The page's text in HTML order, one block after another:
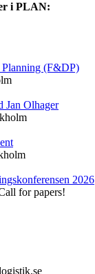
i PLAN:
Planning (F&DP)
Jan Olhager
2026
for papers!